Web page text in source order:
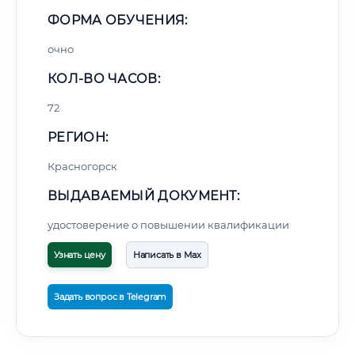
ФОРМА ОБУЧЕНИЯ:
очно
КОЛ-ВО ЧАСОВ:
72
РЕГИОН:
Красногорск
ВЫДАВАЕМЫЙ ДОКУМЕНТ:
удостоверение о повышении квалификации
Узнать цену Написать в Max
Задать вопрос в Telegram